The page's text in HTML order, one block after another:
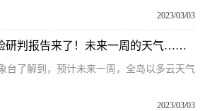
2023/03/03
研判报告来了！未来一周的天气……
台了解到，预计未来一周，全岛以多云天气
2023/03/03